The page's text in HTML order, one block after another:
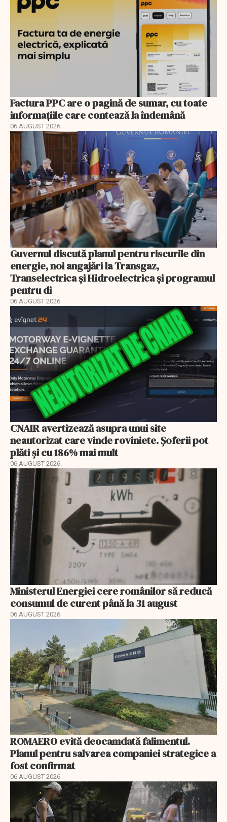
Factura PPC are o pagină de sumar, cu toate
informațiile care contează la îndemână
06 AUGUST 2026
Guvernul discută planul pentru riscurile din
energie, noi angajări la Transgaz,
Transelectrica și Hidroelectrica și programul
pentru di
06 AUGUST 2026
CNAIR avertizează asupra unui site
neautorizat care vinde roviniete. Șoferii pot
plăti și cu 186% mai mult
06 AUGUST 2026
Ministerul Energiei cere românilor să reducă
consumul de curent până la 31 august
06 AUGUST 2026
ROMAERO evită deocamdată falimentul.
Planul pentru salvarea companiei strategice a
fost confirmat
06 AUGUST 2026